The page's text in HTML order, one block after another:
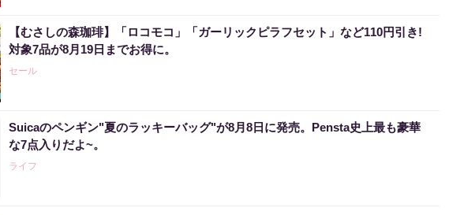
【むさしの森珈琲】「ロコモコ」「ガーリックピラフセット」など110円引き!
対象7品が8月19日までお得に。
セール
Suicaのペンギン"夏のラッキーバッグ"が8月8日に発売。Pensta史上最も豪華
な7点入りだよ~。
ライフ